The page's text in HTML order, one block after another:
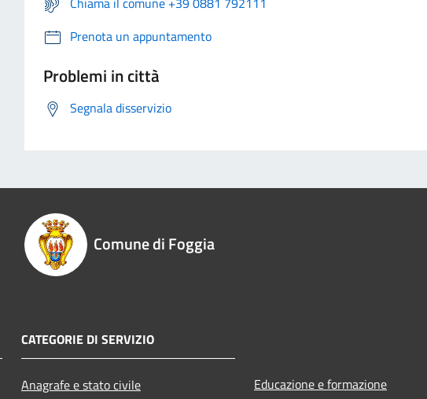
Prenota un appuntamento
Problemi in città
Segnala disservizio
Comune di Foggia
CATEGORIE DI SERVIZIO
Anagrafe e stato civile
Educazione e formazione